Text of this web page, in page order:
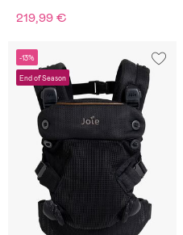
219,99 €
-13%
End of Season